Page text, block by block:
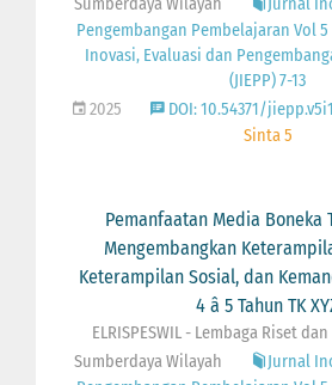
Pengembangan Pembelajaran Vol 5
Inovasi, Evaluasi dan
(JIEPP) 7-13
2025
DOI: 10.54371/
Sinta 5
Pemanfaatan Media Boneka
Mengembangkan
Keterampilan Sosial, dan
4 â 5 Tahun TK
ELRISPESWIL - Lembaga Riset
Sumberdaya Wilayah
Jurnal